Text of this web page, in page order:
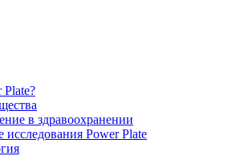
в здравоохранении
исследования Power Plate